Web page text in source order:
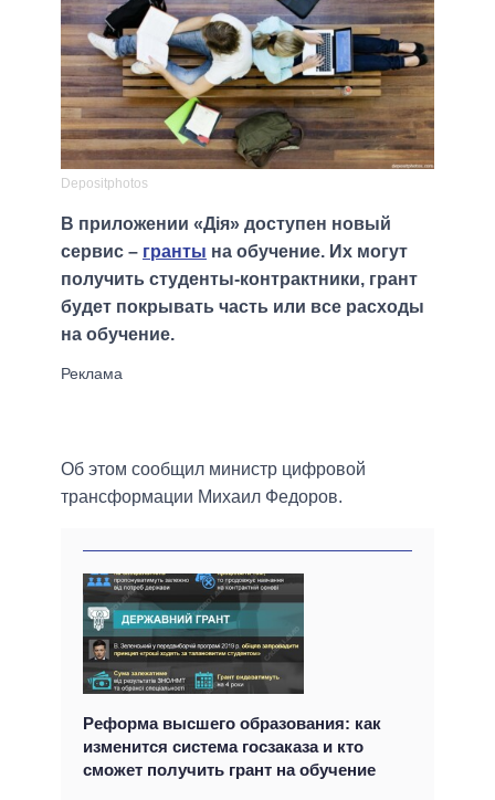
Depositphotos
В приложении «Дія» доступен новый
сервис – гранты на обучение. Их могут
получить студенты-контрактники, грант
будет покрывать часть или все расходы
на обучение.
Об этом сообщил министр цифровой
трансформации Михаил Федоров.
Реформа высшего образования: как
изменится система госзаказа и кто
сможет получить грант на обучение